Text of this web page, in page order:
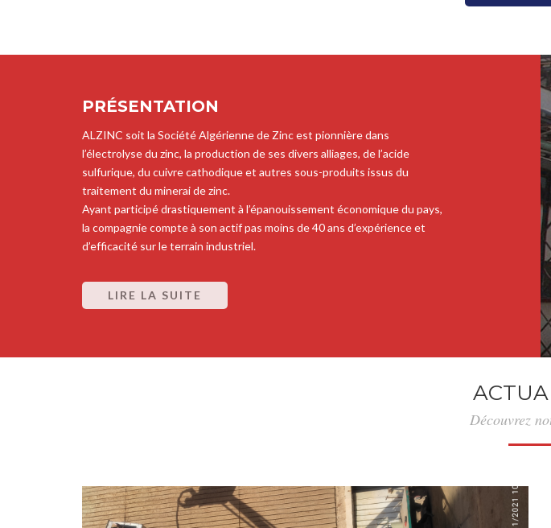
PRÉSENTATION
ALZINC soit la Société Algérienne de Zinc est pionnière dans
l’électrolyse du zinc, la production de ses divers alliages, de l’acide
sulfurique, du cuivre cathodique et autres sous-produits issus du
traitement du minerai de zinc.
Ayant participé drastiquement à l’épanouissement économique du pays,
la compagnie compte à son actif pas moins de 40 ans d’expérience et
d’efficacité sur le terrain industriel.
LIRE LA SUITE
Découvrez